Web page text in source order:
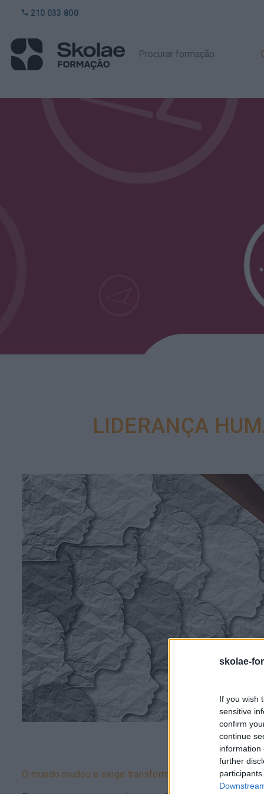
skolae-
If you wish
sensitive
confirm
continue
information
further
210 033 800
LIDERANÇA
O mundo mudou e exige transformação na liderança –